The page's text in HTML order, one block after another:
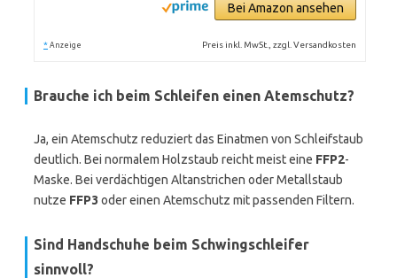
Bei Amazon ansehen
* Anzeige Preis inkl. MwSt., zzgl. Versandkosten
Brauche ich beim Schleifen einen Atemschutz?
Ja, ein Atemschutz reduziert das Einatmen von Schleifstaub
deutlich. Bei normalem Holzstaub reicht meist eine FFP2-
Maske. Bei verdächtigen Altanstrichen oder Metallstaub
nutze FFP3 oder einen Atemschutz mit passenden Filtern.
Sind Handschuhe beim Schwingschleifer
sinnvoll?